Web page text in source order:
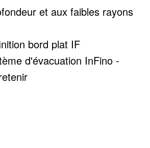
et aux faibles rayons
bord plat IF
d'évacuation InFino -